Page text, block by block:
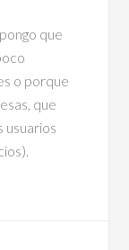
que
o porque
que
usuarios